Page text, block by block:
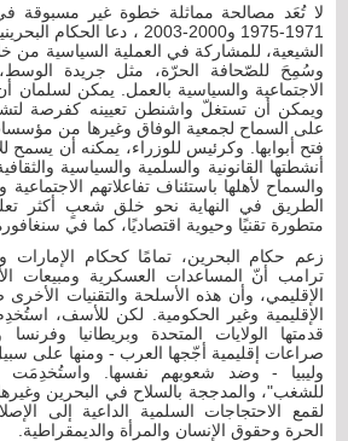
لا تُعَد مصالحة مماثلة خطوة غير مسبوقة في
1971-1975 و2000-2003 ، دعا
الشيعية، للمشاركة في العملية السياسية من
وسُمِحَ للصّحافة الحرّة، مثل جريدة الوسط،
الاجتماعية والسياسية بالعمل. يمكن لسلمان
ويمكن أن تستغلّ واشنطن تعيينه كفرصة
على السماح لجمعية الوفاق وغيرها من
فتح أبوابها. وكرئيس للوزراء، يمكنه أن يسمح
أنشطتها القانونية والسلمية والسياسية
والسماح لأهلها باستئناف تفاعلاتهم
الطريق في النهاية نحو خلق شعبٍ أكثر
متطورة تقنيًا وحيوية اقتصاديًا، كما في
زعم حكام البحرين، تمامًا كحكام الإمارات
ترامب أنّ المساعدات العسكرية ومبيعات
الإقليمي، وأن هذه الأسلحة والتقنيات
الإقليمية وغير الحكومية. لكن للأسف،
قدمتها الولايات المتحدة وبريطانيا
صراعات إقليمية أجّجها العرب - ومنها على
وليبيا - وضد شعوبهم نفسها. واستُخدِمَت
للشغب"، والمدججة بالسلاح في البحرين
لقمع الاحتجاجات السلمية الداعية إلى
الحرة وحقوق الإنسان والمرأة والديمقراطية.